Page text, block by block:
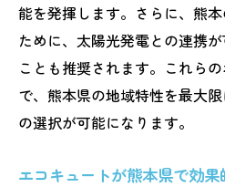
熊本県の夏におすす
熊本県でのエコキュート
考慮
地震に強いエコキュ
能を発揮します。さらに、熊
ために、太陽光発電との連携
ことも推奨されます。これら
で、熊本県の地域特性を最大
の選択が可能になります。
エコキュートが熊本県で効果